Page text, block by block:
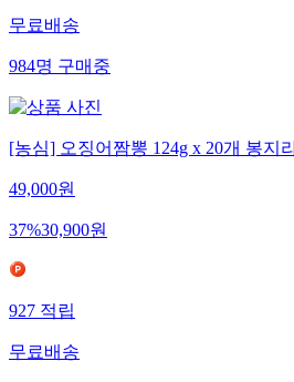
무료배송
984명구매중
[농심] 오징어짬뽕 124g x 20개 봉지
49,000원
37%30,900원
927적립
무료배송